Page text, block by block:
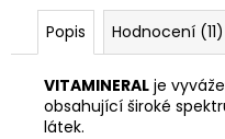
Popis Hodnocení (11)
VITAMINERAL je
obsahující široké
látek.
e
m